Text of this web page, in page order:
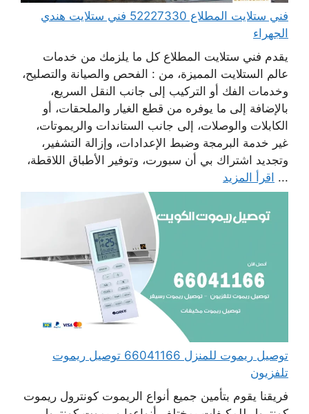
فني ستلايت المطلاع 52227330 فني ستلايت هندي
الجهراء
يقدم فني ستلايت المطلاع كل ما يلزمك من خدمات
عالم الستلايت المميزة، من : الفحص والصيانة والتصليح،
وخدمات الفك أو التركيب إلى جانب النقل السريع،
بالإضافة إلى ما يوفره من قطع الغيار والملحقات، أو
الكابلات والوصلات، إلى جانب الستاندات والريموتات،
غير خدمة البرمجة وضبط الإعدادات، وإزالة التشفير،
وتجديد اشتراك بي أن سبورت، وتوفير الأطباق اللاقطة،
... اقرأ المزيد
توصيل ريموت للمنزل 66041166 توصيل ريموت
تلفزيون
فريقنا يقوم بتأمين جميع أنواع الريموت كونترول ريموت